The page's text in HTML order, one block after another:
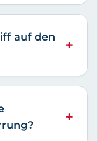
auf den
+
+